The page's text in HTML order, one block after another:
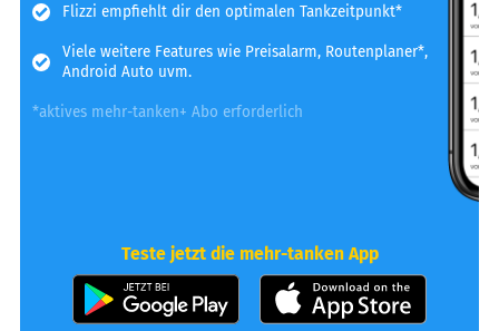
Flizzi empfiehlt dir den optimalen Tankzeitpunkt*
Viele weitere Features wie Preisalarm, Routenplaner*,
Android Auto uvm.
*aktives mehr-tanken+ Abo erforderlich
Teste jetzt die mehr-tanken App